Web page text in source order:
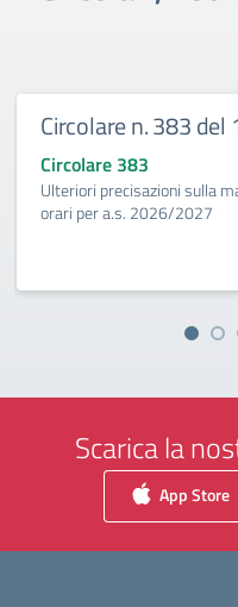
Circolare n. 383 del
Circolare 383
Ulteriori precisazioni sulla
orari per a.s. 2026/2027
Scarica la
App Store